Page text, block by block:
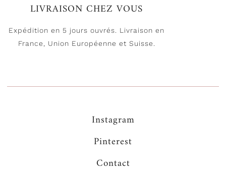
LIVRAISON CHEZ VOUS
Expédition en 5 jours ouvrés. Livraison en
France, Union Européenne et Suisse.
Instagram
Pinterest
Contact